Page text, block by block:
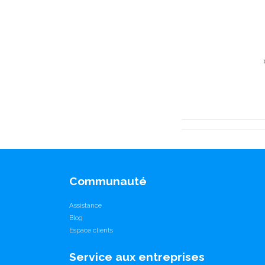
Communauté
Assistance
Blog
Espace clients
Service aux entreprises